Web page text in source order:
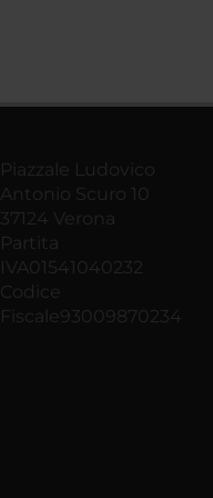
Piazzale Ludovico
Antonio Scuro 10
37124 Verona
Partita
IVA01541040232
Codice
Fiscale93009870234